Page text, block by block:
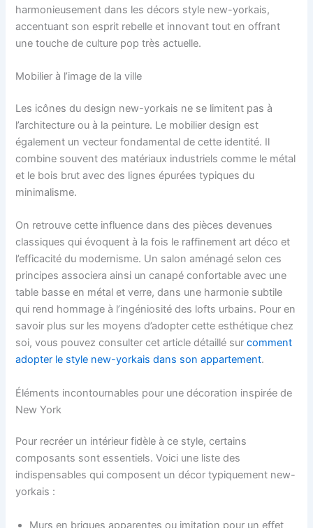
harmonieusement dans les décors style new-yorkais,
accentuant son esprit rebelle et innovant tout en offrant
une touche de culture pop très actuelle.
Mobilier à l’image de la ville
Les icônes du design new-yorkais ne se limitent pas à
l’architecture ou à la peinture. Le mobilier design est
également un vecteur fondamental de cette identité. Il
combine souvent des matériaux industriels comme le métal
et le bois brut avec des lignes épurées typiques du
minimalisme.
On retrouve cette influence dans des pièces devenues
classiques qui évoquent à la fois le raffinement art déco et
l’efficacité du modernisme. Un salon aménagé selon ces
principes associera ainsi un canapé confortable avec une
table basse en métal et verre, dans une harmonie subtile
qui rend hommage à l’ingéniosité des lofts urbains. Pour en
savoir plus sur les moyens d’adopter cette esthétique chez
soi, vous pouvez consulter cet article détaillé surcomment
adopter le style new-yorkais dans son appartement.
Éléments incontournables pour une décoration inspirée de
New York
Pour recréer un intérieur fidèle à ce style, certains
composants sont essentiels. Voici une liste des
indispensables qui composent un décor typiquement new-
yorkais :
Murs en briques apparentes ou imitation pour un effet